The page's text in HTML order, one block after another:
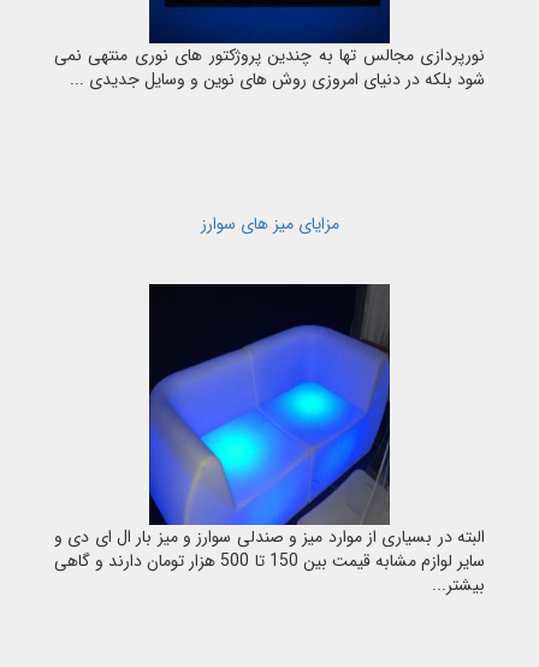
نورپردازی مجالس تها به چندین پروژکتور های نوری منتهی نمی
شود بلکه در دنیای امروزی روش های نوین و وسایل جدیدی ...
مزایای میز های سوارز
البته در بسیاری از موارد میز و صندلی سوارز و میز بار ال ای دی و
سایر لوازم مشابه قیمت بین 150 تا 500 هزار تومان دارند و گاهی
بیشتر...